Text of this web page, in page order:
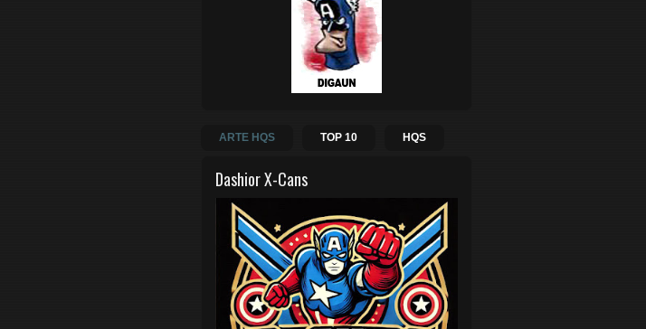
ARTE HQS TOP 10 HQS
Dashior X-Cans